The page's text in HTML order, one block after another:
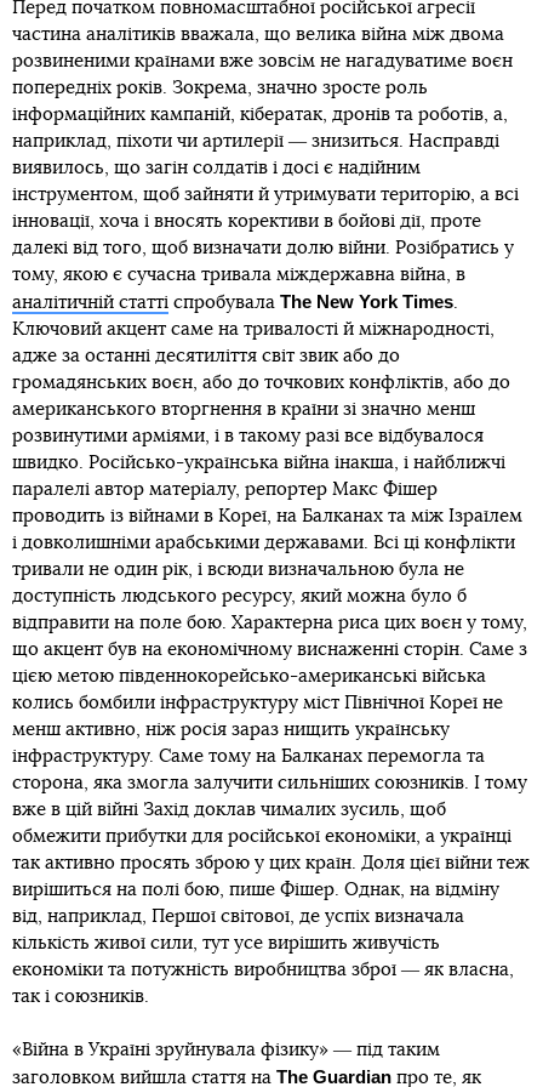
Перед початком повномасштабної російської агресії
частина аналітиків вважала, що велика війна між двома
розвиненими країнами вже зовсім не нагадуватиме воєн
попередніх років. Зокрема, значно зросте роль
інформаційних кампаній, кібератак, дронів та роботів, а,
наприклад, піхоти чи артилерії ― знизиться. Насправді
виявилось, що загін солдатів і досі є надійним
інструментом, щоб зайняти й утримувати територію, а всі
інновації, хоча і вносять корективи в бойові дії, проте
далекі від того, щоб визначати долю війни. Розібратись у
тому, якою є сучасна тривала міждержавна війна, в
аналітичній статті спробувала The New York Times
Ключовий акцент саме на тривалості й міжнародності,
адже за останні десятиліття світ звик або до
громадянських воєн, або до точкових конфліктів, або до
американського вторгнення в країни зі значно менш
розвинутими арміями, і в такому разі все відбувалося
швидко. Російсько-українська війна інакша, і найближчі
паралелі автор матеріалу, репортер Макс Фішер
проводить із війнами в Кореї, на Балканах та між Ізраїлем
і довколишніми арабськими державами. Всі ці конфлікти
тривали не один рік, і всюди визначальною була не
доступність людського ресурсу, який можна було б
відправити на поле бою. Характерна риса цих воєн у тому,
що акцент був на економічному виснаженні сторін. Саме з
цією метою південнокорейсько-американські війська
колись бомбили інфраструктуру міст Північної Кореї не
менш активно, ніж росія зараз нищить українську
інфраструктуру. Саме тому на Балканах перемогла та
сторона, яка змогла залучити сильніших союзників. І тому
вже в цій війні Захід доклав чималих зусиль, щоб
обмежити прибутки для російської економіки, а українці
так активно просять зброю у цих країн. Доля цієї війни теж
вирішиться на полі бою, пише Фішер. Однак, на відміну
від, наприклад, Першої світової, де успіх визначала
кількість живої сили, тут усе вирішить живучість
економіки та потужність виробництва зброї ― як власна,
так і союзників.
«Війна в Україні зруйнувала фізику» ― під таким
заголовком вийшла стаття на The Guardian про те, як